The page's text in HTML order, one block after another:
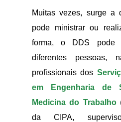
Muitas vezes, surge a
pode ministrar ou
forma, o DDS pode
diferentes pessoas,
profissionais dos
em Engenharia de
Medicina do Trabalho
da CIPA,